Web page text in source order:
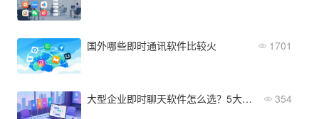
国外哪些即时通讯软件比较火 1701
大型企业即时聊天软件怎么选？5大厂商服务能力对比 354